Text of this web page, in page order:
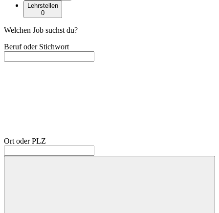
Lehrstellen
0
Welchen Job suchst du?
Beruf oder Stichwort
Ort oder PLZ